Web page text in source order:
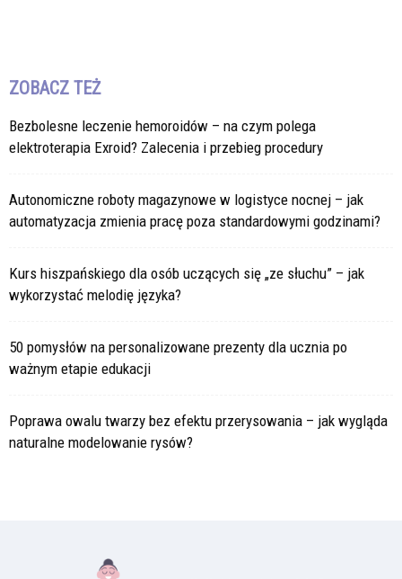
ZOBACZ TEŻ
Bezbolesne leczenie hemoroidów – na czym polega
elektroterapia Exroid? Zalecenia i przebieg procedury
Autonomiczne roboty magazynowe w logistyce nocnej – jak
automatyzacja zmienia pracę poza standardowymi godzinami?
Kurs hiszpańskiego dla osób uczących się „ze słuchu” – jak
wykorzystać melodię języka?
50 pomysłów na personalizowane prezenty dla ucznia po
ważnym etapie edukacji
Poprawa owalu twarzy bez efektu przerysowania – jak wygląda
naturalne modelowanie rysów?